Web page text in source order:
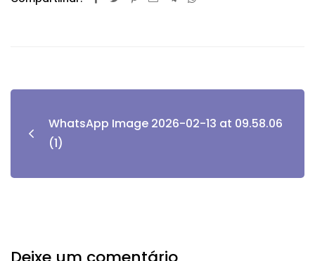
WhatsApp Image 2026-02-13 at 09.58.06
(1)